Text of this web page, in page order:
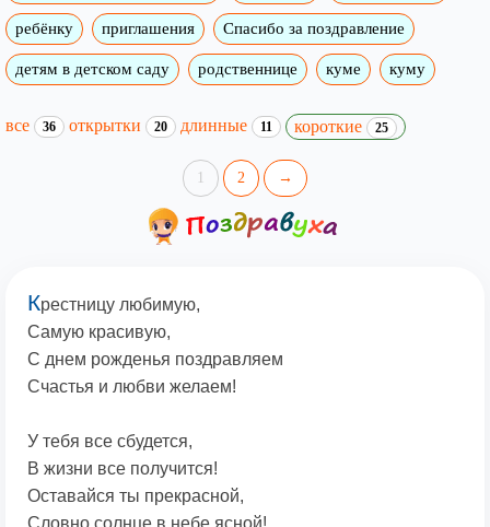
ребёнку приглашения Спасибо за поздравление
детям в детском саду родственнице куме куму
все 36 открытки 20 длинные 11 короткие 25
1 2 →
Крестницу любимую,
Самую красивую,
С днем рожденья поздравляем
Счастья и любви желаем!
У тебя все сбудется,
В жизни все получится!
Оставайся ты прекрасной,
Словно солнце в небе ясной!